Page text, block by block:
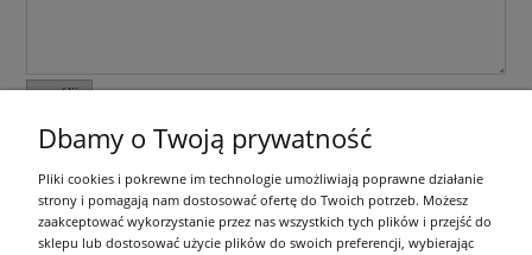
wyślij
Informacje ogólne
Zakupy
Dbamy o Twoją prywatność
Pliki cookies i pokrewne im technologie umożliwiają poprawne działanie
strony i pomagają nam dostosować ofertę do Twoich potrzeb. Możesz
zaakceptować wykorzystanie przez nas wszystkich tych plików i przejść do
sklepu lub dostosować użycie plików do swoich preferencji, wybierając